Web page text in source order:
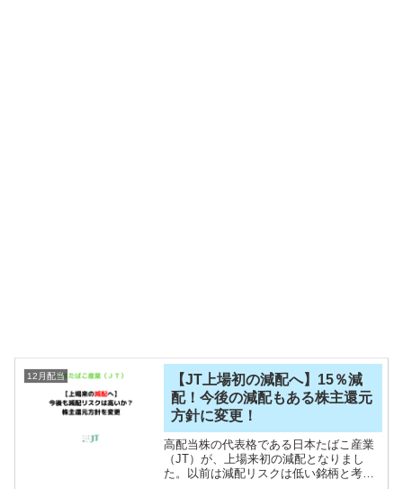
12月配当
【JT上場初の減配へ】15％減
配！今後の減配もある株主還元
方針に変更！
高配当株の代表格である日本たばこ産業
（JT）が、上場来初の減配となりまし
た。以前は減配リスクは低い銘柄と考え